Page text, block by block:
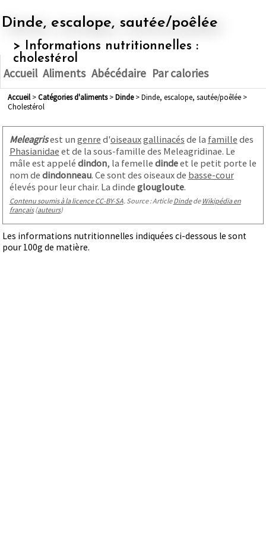
Dinde, escalope, sautée/poêlée
> Informations nutritionnelles :
cholestérol
Accueil Aliments Abécédaire Par calories
Accueil> Catégories d'aliments> dinde> Dinde, escalope, sautée/poêlée >
Cholestérol
Meleagrisest un genre d'oiseauxgallinacés de la famille des
Phasianidae et de la sous-famille des Meleagridinae. Le
mâle est appelé dindon, la femelle dindeet le petit porte le
nom de dindonneau. Ce sont des oiseaux de basse-cour
élevés pour leur chair. La dinde glougloute.
Contenu soumis à la licence CC-BY-SA. Source : ArticleDindede Wikipédia en
français(auteurs)
Les informations nutritionnelles indiquées ci-dessous le sont
pour 100g de matière.